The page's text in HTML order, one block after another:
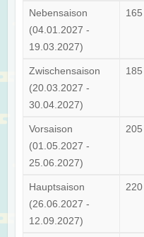
Nebensaison
(04.01.2027 -
19.03.2027)
Zwischensaison
(20.03.2027 -
30.04.2027)
Vorsaison
(01.05.2027 -
25.06.2027)
Hauptsaison
(26.06.2027 -
12.09.2027)